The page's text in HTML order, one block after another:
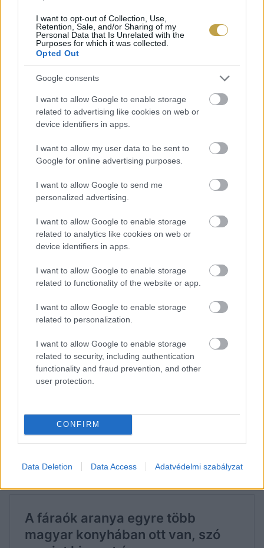
I want to opt-out of Collection, Use,
Retention, Sale, and/or Sharing of my
Personal Data that Is Unrelated with the
Purposes for which it was collected.
Opted Out
Google consents
I want to allow Google to enable storage
related to advertising like cookies on web or
device identifiers in apps.
I want to allow my user data to be sent to
Google for online advertising purposes.
I want to allow Google to send me
personalized advertising.
I want to allow Google to enable storage
related to analytics like cookies on web or
device identifiers in apps.
I want to allow Google to enable storage
related to functionality of the website or app.
I want to allow Google to enable storage
related to personalization.
I want to allow Google to enable storage
related to security, including authentication
functionality and fraud prevention, and other
user protection.
CONFIRM
Data Deletion Data Access Adatvédelmi szabályzat
pontja melegszik át egyszerre. A hullámok nem
egyenletesen oszlanak el a sütőtérben, ezért
alakulhatnak ki melegebb és hűvösebb részek.
TÉVHIT: BÁRMILYEN MŰANYAG
DOBOZ BIZTONSÁGOS BENNE
A fémmel valóban óvatosnak kell lenni, de ez
nem jelenti azt, hogy a műanyag automatikusan
jó választás. Melegítés közben a zsírosabb,
gyorsan felforrósodhatnak, ez pedig elősegítheti,
anyagok oldódjanak ki. Különösen a régi,
dobozokkal érdemes vigyázni. Ezek könnyebben
sérülnek, és melegítéskor nagyobb eséllyel
engedhetnek ki mikrorészecskéket vagy
üveg- vagy kerámiaedényt, műanyagból pedig
csak olyat használjunk, amelyen egyértelműen
biztonságos.